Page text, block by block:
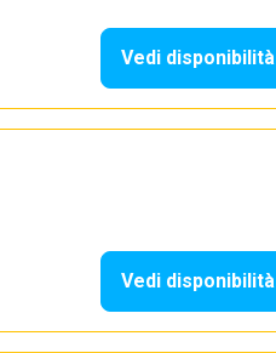
Vedi disponibilità
Vedi disponibilità